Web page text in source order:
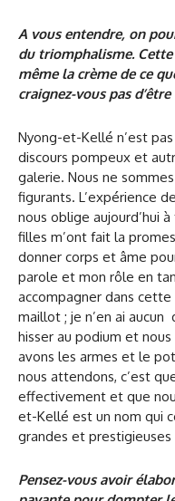
A vous entendre, on
du triomphalisme. Cette
même la crème de ce
craignez-vous pas
Nyong-et-Kellé n’est
discours pompeux et
galerie. Nous ne
figurants. L’expérience
nous oblige aujourd’hui
filles m’ont fait la
donner corps et âme
parole et mon rôle en
accompagner dans
maillot ; je n’en ai
hisser au podium et
avons les armes et le
nous attendons, c’est
effectivement et que
et-Kellé est un nom qui
grandes et
Pensez-vous avoir